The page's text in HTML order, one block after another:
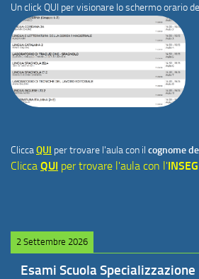
Un click QUI per visionare lo schermo orario
CliccaQUI per trovare l'aula con il cognome
Clicca QUI per trovare l'aula con l'
2 Settembre 2026
Esami Scuola Specializzazione